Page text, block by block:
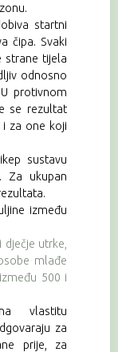
startni
čipa. Svaki
strane tijela
odnosno
protivnom
se rezultat
i za one koji
sustavu
Za ukupan
između
utrke,
mlađe
500 i
vlastitu
za
prije, za